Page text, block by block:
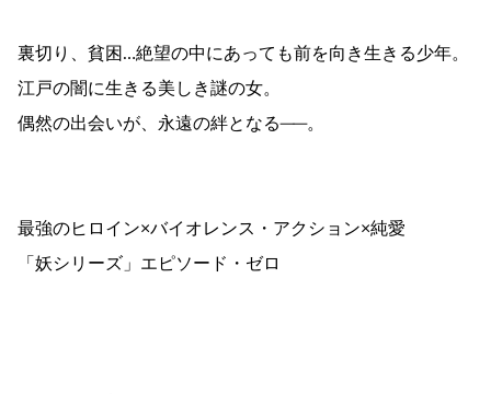
裏切り、貧困…絶望の中にあっても前を向き生きる少年。
江戸の闇に生きる美しき謎の女。
偶然の出会いが、永遠の絆となる──。
最強のヒロイン×バイオレンス・アクション×純愛
「妖シリーズ」エピソード・ゼロ